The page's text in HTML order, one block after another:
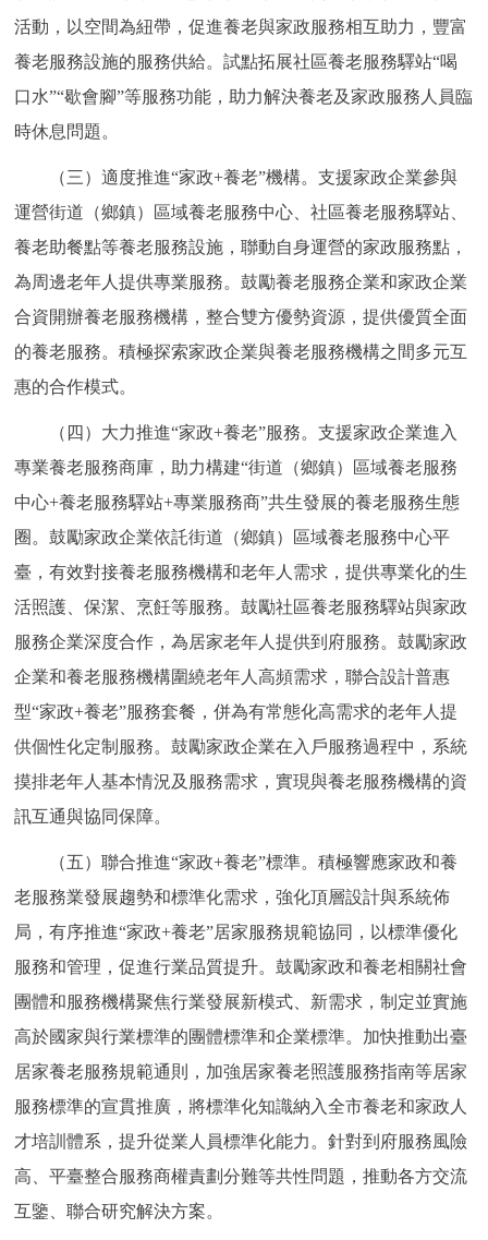
活動，以空間為紐帶，促進養老與家政服務相互助力，豐富
養老服務設施的服務供給。試點拓展社區養老服務驛站“喝
口水”“歇會腳”等服務功能，助力解決養老及家政服務人員臨
時休息問題。
（三）適度推進“家政+養老”機構。支援家政企業參與
運營街道（鄉鎮）區域養老服務中心、社區養老服務驛站、
養老助餐點等養老服務設施，聯動自身運營的家政服務點，
為周邊老年人提供專業服務。鼓勵養老服務企業和家政企業
合資開辦養老服務機構，整合雙方優勢資源，提供優質全面
的養老服務。積極探索家政企業與養老服務機構之間多元互
惠的合作模式。
（四）大力推進“家政+養老”服務。支援家政企業進入
專業養老服務商庫，助力構建“街道（鄉鎮）區域養老服務
中心+養老服務驛站+專業服務商”共生發展的養老服務生態
圈。鼓勵家政企業依託街道（鄉鎮）區域養老服務中心平
臺，有效對接養老服務機構和老年人需求，提供專業化的生
活照護、保潔、烹飪等服務。鼓勵社區養老服務驛站與家政
服務企業深度合作，為居家老年人提供到府服務。鼓勵家政
企業和養老服務機構圍繞老年人高頻需求，聯合設計普惠
型“家政+養老”服務套餐，併為有常態化高需求的老年人提
供個性化定制服務。鼓勵家政企業在入戶服務過程中，系統
摸排老年人基本情況及服務需求，實現與養老服務機構的資
訊互通與協同保障。
（五）聯合推進“家政+養老”標準。積極響應家政和養
老服務業發展趨勢和標準化需求，強化頂層設計與系統佈
局，有序推進“家政+養老”居家服務規範協同，以標準優化
服務和管理，促進行業品質提升。鼓勵家政和養老相關社會
團體和服務機構聚焦行業發展新模式、新需求，制定並實施
高於國家與行業標準的團體標準和企業標準。加快推動出臺
居家養老服務規範通則，加強居家養老照護服務指南等居家
服務標準的宣貫推廣，將標準化知識納入全市養老和家政人
才培訓體系，提升從業人員標準化能力。針對到府服務風險
高、平臺整合服務商權責劃分難等共性問題，推動各方交流
互鑒、聯合研究解決方案。